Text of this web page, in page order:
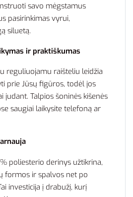
savo mėgstamus
pasirinkimas vyrui,
siluetą.
ir praktiškumas
reguliuojamu raišteliu leidžia
prie Jūsų figūros, todėl jos
judant. Talpios šoninės kišenės
saugiai laikysite telefoną ar
poliesterio derinys užtikrina,
formos ir spalvos net po
investicija į drabužį, kurį